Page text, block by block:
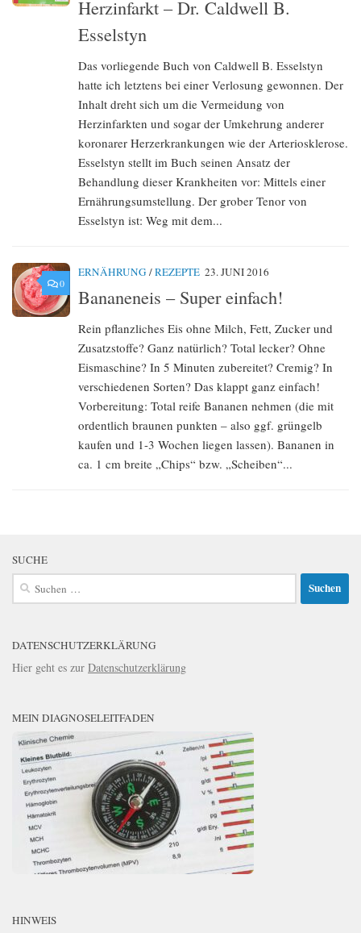
Herzinfarkt – Dr. Caldwell B.
Esselstyn
Das vorliegende Buch von Caldwell B. Esselstyn
hatte ich letztens bei einer Verlosung gewonnen. Der
Inhalt dreht sich um die Vermeidung von
Herzinfarkten und sogar der Umkehrung anderer
koronarer Herzerkrankungen wie der Arteriosklerose.
Esselstyn stellt im Buch seinen Ansatz der
Behandlung dieser Krankheiten vor: Mittels einer
Ernährungsumstellung. Der grober Tenor von
Esselstyn ist: Weg mit dem...
0
ERNÄHRUNG /REZEPTE 23. JUNI 2016
Bananeneis – Super einfach!
Rein pflanzliches Eis ohne Milch, Fett, Zucker und
Zusatzstoffe? Ganz natürlich? Total lecker? Ohne
Eismaschine? In 5 Minuten zubereitet? Cremig? In
verschiedenen Sorten? Das klappt ganz einfach!
Vorbereitung: Total reife Bananen nehmen (die mit
ordentlich braunen punkten – also ggf. grüngelb
kaufen und 1-3 Wochen liegen lassen). Bananen in
ca. 1 cm breite „Chips“ bzw. „Scheiben“...
SUCHE
Suchen
DATENSCHUTZERKLÄRUNG
Hier geht es zur Datenschutzerklärung
MEIN DIAGNOSELEITFADEN
HINWEIS